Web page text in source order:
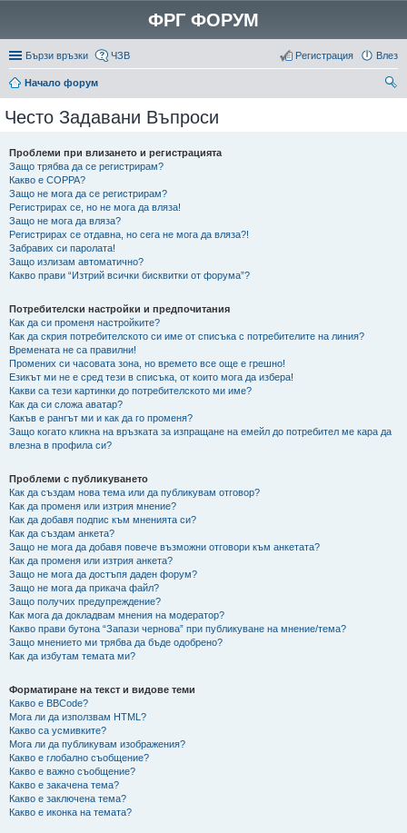
ФРГ ФОРУМ
Бързи връзки ЧЗВ Влез
Регистрация
Начало форум
Често Задавани Въпроси
Проблеми при влизането и регистрацията
Защо трябва да се регистрирам?
Какво е COPPA?
Защо не мога да се регистрирам?
Регистрирах се, но не мога да вляза!
Защо не мога да вляза?
Регистрирах се отдавна, но сега не мога да вляза?!
Забравих си паролата!
Защо излизам автоматично?
Какво прави “Изтрий всички бисквитки от форума”?
Потребителски настройки и предпочитания
Как да си променя настройките?
Как да скрия потребителското си име от списъка с потребителите на линия?
Времената не са правилни!
Промених си часовата зона, но времето все още е грешно!
Езикът ми не е сред тези в списъка, от които мога да избера!
Какви са тези картинки до потребителското ми име?
Как да си сложа аватар?
Какъв е рангът ми и как да го променя?
Защо когато кликна на връзката за изпращане на емейл до потребител ме кара да
влезна в профила си?
Проблеми с публикуването
Как да създам нова тема или да публикувам отговор?
Как да променя или изтрия мнение?
Как да добавя подпис към мненията си?
Как да създам анкета?
Защо не мога да добавя повече възможни отговори към анкетата?
Как да променя или изтрия анкета?
Защо не мога да достъпя даден форум?
Защо не мога да прикача файл?
Защо получих предупреждение?
Как мога да докладвам мнения на модератор?
Какво прави бутона “Запази чернова” при публикуване на мнение/тема?
Защо мнението ми трябва да бъде одобрено?
Как да избутам темата ми?
Форматиране на текст и видове теми
Какво е BBCode?
Мога ли да използвам HTML?
Какво са усмивките?
Мога ли да публикувам изображения?
Какво е глобално съобщение?
Какво е важно съобщение?
Какво е закачена тема?
Какво е заключена тема?
Какво е иконка на темата?